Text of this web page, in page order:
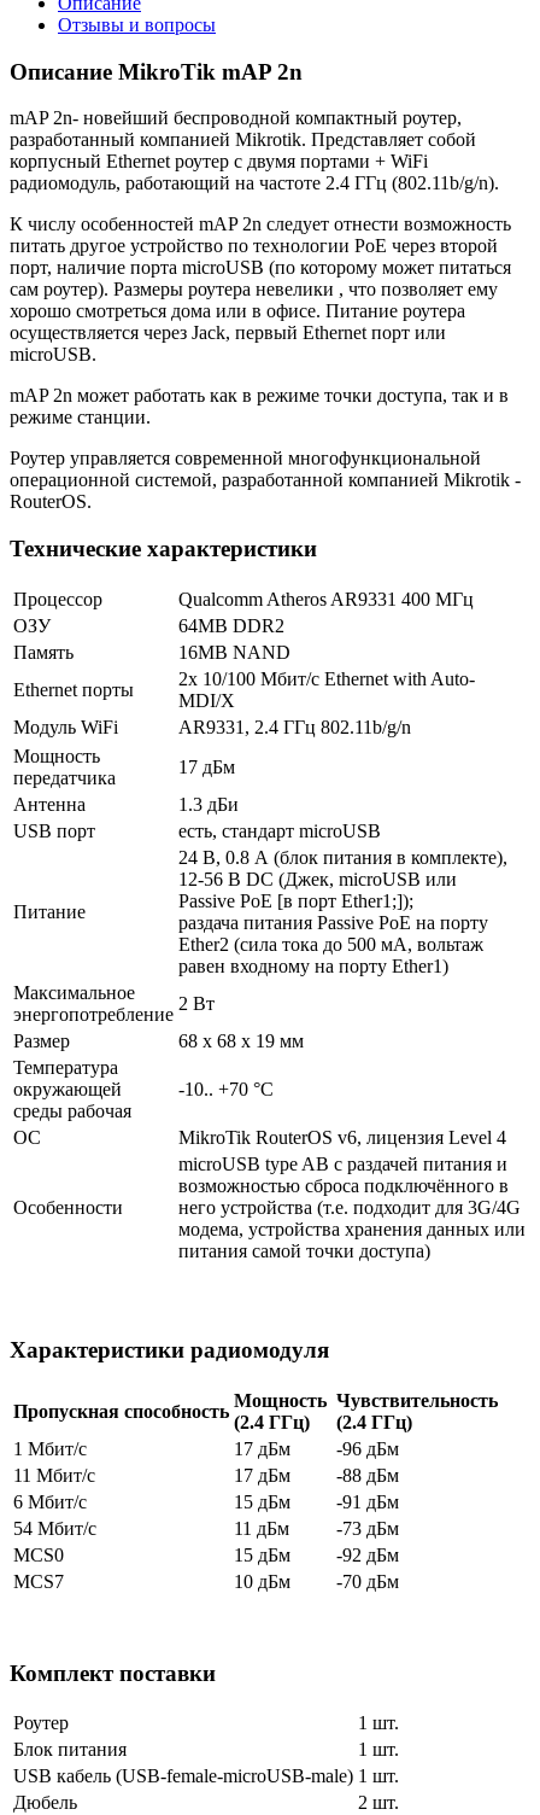
Отзывы и вопросы
Описание MikroTik mAP 2n
mAP 2n- новейший беспроводной компактный роутер,
разработанный компанией Mikrotik. Представляет собой
корпусный Ethernet роутер с двумя портами + WiFi
радиомодуль, работающий на частоте 2.4 ГГц (802.11b/g/n).
К числу особенностей mAP 2n следует отнести возможность
питать другое устройство по технологии PoE через второй
порт, наличие порта microUSB (по которому может питаться
сам роутер). Размеры роутера невелики , что позволяет ему
хорошо смотреться дома или в офисе. Питание роутера
осуществляется через Jack, первый Ethernet порт или
microUSB.
mAP 2n может работать как в режиме точки доступа, так и в
режиме станции.
Роутер управляется современной многофункциональной
операционной системой, разработанной компанией Mikrotik -
RouterOS.
Технические характеристики
Процессор
Qualcomm Atheros AR9331 400 МГц
ОЗУ
64MB DDR2
Память
16MB NAND
Ethernet порты
2x 10/100 Мбит/с Ethernet with Auto-
MDI/X
Модуль WiFi
AR9331, 2.4 ГГц 802.11b/g/n
Мощность
передатчика
17 дБм
Антенна
1.3 дБи
USB порт
есть, стандарт microUSB
Питание
24 В, 0.8 А (блок питания в комплекте),
12-56 В DC (Джек, microUSB или
Passive PoE [в порт Ether1;]);
раздача питания Passive PoE на порту
Ether2 (сила тока до 500 мА, вольтаж
равен входному на порту Ether1)
Максимальное
энергопотребление
2 Вт
Размер
68 х 68 х 19 мм
Температура
окружающей
среды рабочая
-10.. +70 °C
ОС MikroTik RouterOS v6, лицензия Level 4
Особенности
microUSB type AB с раздачей питания и
возможностью сброса подключённого в
него устройства (т.е. подходит для 3G/4G
модема, устройства хранения данных или
питания самой точки доступа)
Характеристики радиомодуля
Пропускная способность
Мощность
(2.4 ГГц)
Чувствительность
(2.4 ГГц)
1 Мбит/с
17 дБм
-96 дБм
11 Мбит/с
17 дБм
-88 дБм
6 Мбит/с
15 дБм
-91 дБм
54 Мбит/с
11 дБм
-73 дБм
MCS0
15 дБм
-92 дБм
MCS7
10 дБм -70 дБм
Комплект поставки
Роутер
1 шт.
Блок питания
1 шт.
USB кабель (USB-female-microUSB-male) 1 шт.
Дюбель
2 шт.